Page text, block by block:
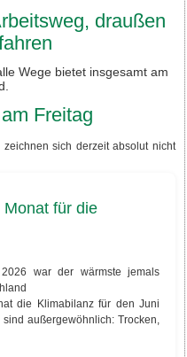
draußen
Wege bietet insgesamt am
Freitag
sich derzeit absolut nicht
für die
war der wärmste jemals
die Klimabilanz für den Juni
außergewöhnlich: Trocken,